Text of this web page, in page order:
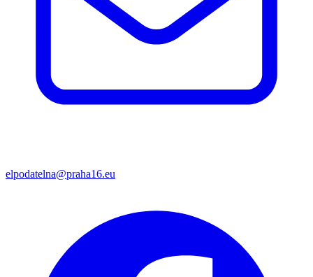
elpodatelna@praha16.eu